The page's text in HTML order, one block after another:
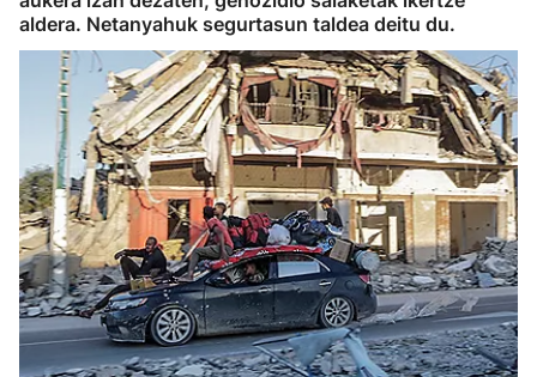
aldera. Netanyahuk segurtasun taldea deitu du.